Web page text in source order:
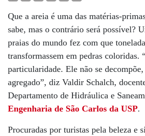
Que a areia é uma das matérias-
sabe, mas o contrário será possível?
praias do mundo fez com que
transformassem em pedras coloridas.
particularidade. Ele não se
agregado”, diz Valdir Schalch,
Departamento de Hidráulica e
Engenharia de São Carlos da USP.
Procuradas por turistas pela beleza e